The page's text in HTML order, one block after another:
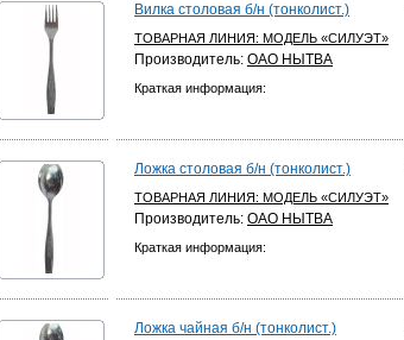
Вилка столовая б/н (тонколист.)
ТОВАРНАЯ ЛИНИЯ: МОДЕЛЬ «СИЛУЭТ»
Производитель: ОАО НЫТВА
Краткая информация:
Ложка столовая б/н (тонколист.)
ТОВАРНАЯ ЛИНИЯ: МОДЕЛЬ «СИЛУЭТ»
Производитель: ОАО НЫТВА
Краткая информация:
Ложка чайная б/н (тонколист.)